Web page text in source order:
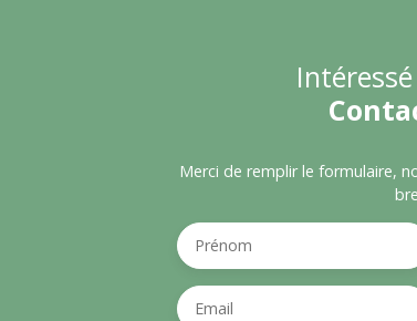
Merci de remplir le formulaire,
Prénom
Email